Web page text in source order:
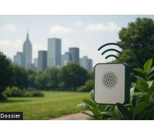
Dossier